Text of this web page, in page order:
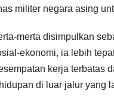
militer negara asing
merta disimpulkan
ekonomi, ia lebih
kerja terbatas
di luar jalur yang